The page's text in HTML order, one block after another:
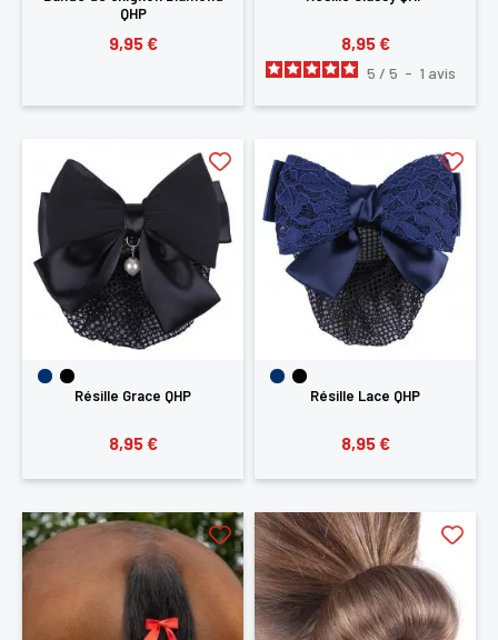
QHP
9,95 € 8,95 €
5 / 5 - 1 avis
Résille Grace QHP
8,95 €
Résille Lace QHP
8,95 €
×
Vous devez être connecté pour enregistrer des
produits dans votre liste d'envie